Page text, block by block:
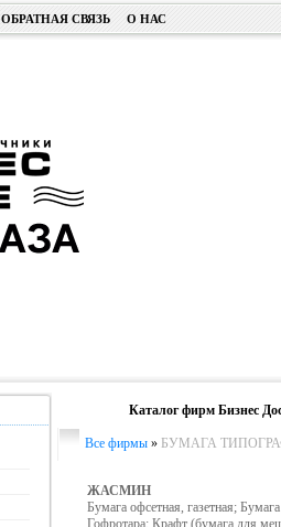
ОБРАТНАЯ СВЯЗЬ О НАС
Каталог фирм Бизнес
Все фирмы » БУМАГА
ЖАСМИН
Бумага офсетная, газетная;
Гофротара; Крафт (бумага для